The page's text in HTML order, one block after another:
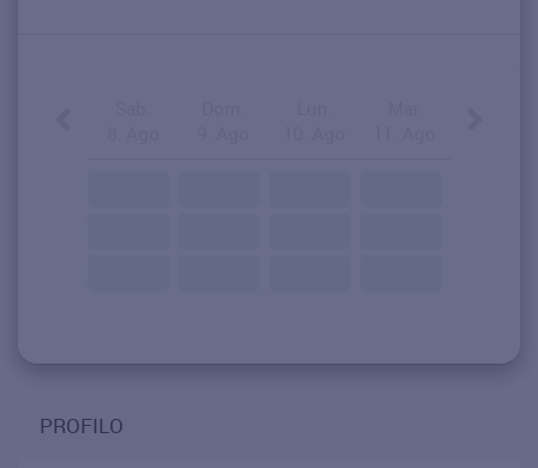
PROFILO